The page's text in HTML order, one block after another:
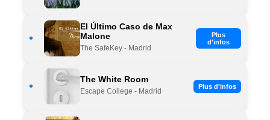
•
El Último Caso de Max
Malone
The SafeKey - Madrid
Plus
d'infos
•
The White Room
Escape College - Madrid
Plus d'infos